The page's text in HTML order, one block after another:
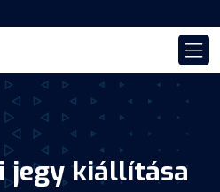
jegy kiállítása